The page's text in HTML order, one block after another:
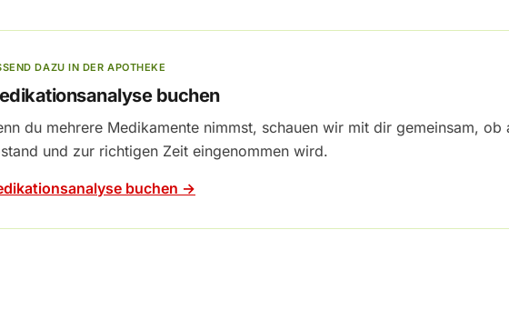
DAZU IN DER APOTHEKE
buchen
du mehrere Medikamente nimmst, schauen wir mit dir gemeinsam, ob
und zur richtigen Zeit eingenommen wird.
buchen →